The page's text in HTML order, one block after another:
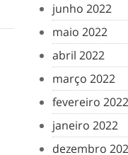
junho 2022
maio 2022
abril 2022
março 2022
fevereiro 2022
janeiro 2022
dezembro